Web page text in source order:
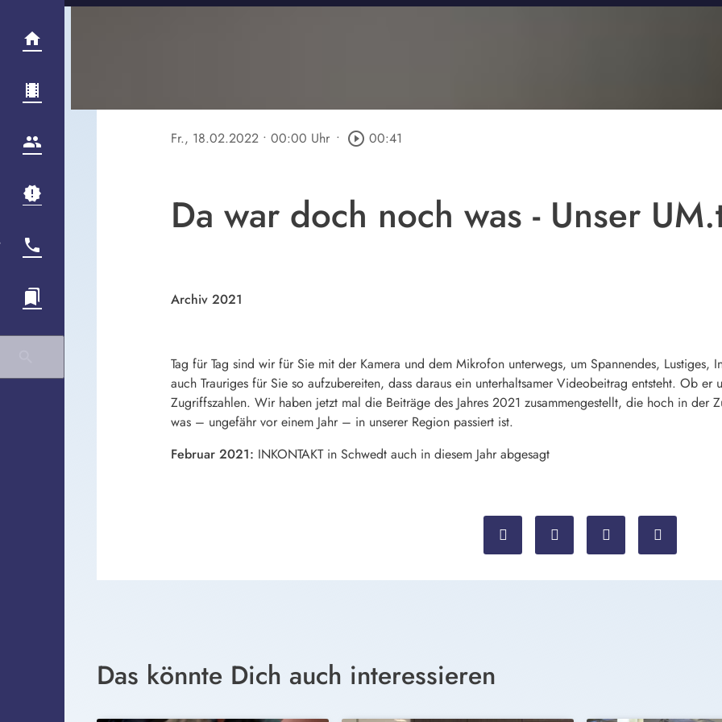
Fr., 18.02.2022 • 00:00 Uhr • play_circle_outline 00:41
Da war doch noch was - Unser
Archiv 2021
Tag für Tag sind wir für Sie mit der Kamera und dem Mikrofon unterwegs, um Spannendes, Lustiges,
auch Trauriges für Sie so aufzubereiten, dass daraus ein unterhaltsamer Videobeitrag entsteht. Ob er
Zugriffszahlen. Wir haben jetzt mal die Beiträge des Jahres 2021 zusammengestellt, die hoch in der
was – ungefähr vor einem Jahr – in unserer Region passiert ist.
Februar 2021: INKONTAKT in Schwedt auch in diesem Jahr abgesagt
Das könnte Dich auch interessieren